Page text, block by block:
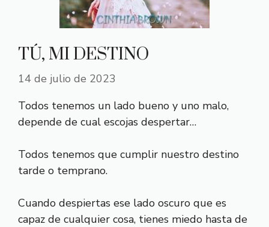
TÚ, MI DESTINO
14 de julio de 2023
Todos tenemos un lado bueno y uno malo,
depende de cual escojas despertar…
Todos tenemos que cumplir nuestro destino
tarde o temprano.
Cuando despiertas ese lado oscuro que es
capaz de cualquier cosa, tienes miedo hasta de